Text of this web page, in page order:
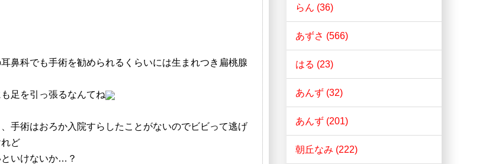
鼻科でも手術を勧められるくらいには生まれつき扁桃腺
足を引っ張るなんてね
手術はおろか入院すらしたことがないのでビビって逃げ
ど
いけないか…？
らん (36)
あずさ (566)
はる (23)
あんず (32)
あんず (201)
朝丘なみ (222)